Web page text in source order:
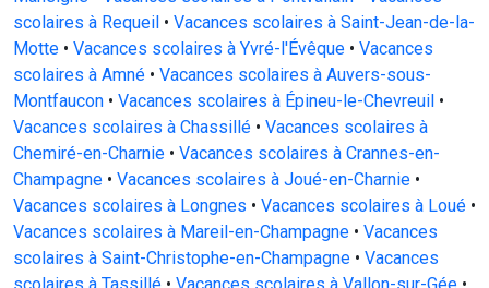
scolaires à Requeil • Vacances scolaires à Saint-Jean-de-la-
Motte • Vacances scolaires à Yvré-l'Évêque • Vacances
scolaires à Amné • Vacances scolaires à Auvers-sous-
Montfaucon • Vacances scolaires à Épineu-le-Chevreuil •
Vacances scolaires à Chassillé • Vacances scolaires à
Chemiré-en-Charnie • Vacances scolaires à Crannes-en-
Champagne • Vacances scolaires à Joué-en-Charnie •
Vacances scolaires à Longnes • Vacances scolaires à Loué •
Vacances scolaires à Mareil-en-Champagne • Vacances
scolaires à Saint-Christophe-en-Champagne • Vacances